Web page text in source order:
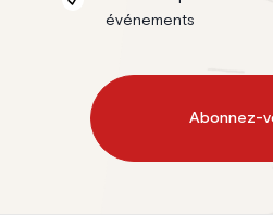
événements
Abonnez-